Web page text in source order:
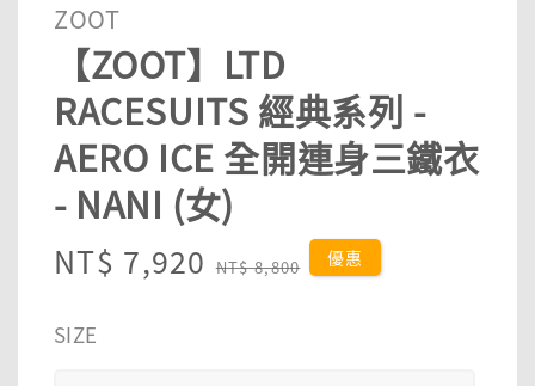
ZOOT
【ZOOT】LTD
RACESUITS 經典系列 -
AERO ICE 全開連身三鐵衣
- NANI (女)
Sale
NT$ 7,920 Regular
NT$ 8,800 優惠
SIZE